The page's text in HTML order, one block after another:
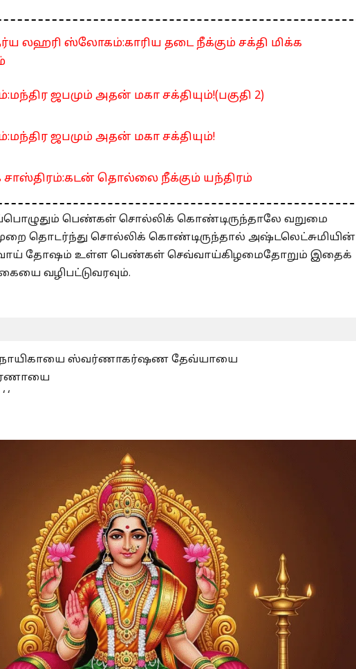
லஹரி ஸ்லோகம்:காரிய தடை நீக்கும் சக்தி மிக்க
ஜபமும் அதன் மகா சக்தியும்!(பகுதி 2)
ஜபமும் அதன் மகா சக்தியும்!
சாஸ்திரம்:கடன் தொல்லை நீக்கும் யந்திரம்
பெண்கள் சொல்லிக் கொண்டிருந்தாலே வறுமை
தொடர்ந்து சொல்லிக் கொண்டிருந்தால் அஷ்டலெட்சுமியின்
தோஷம் உள்ள பெண்கள் செவ்வாய்கிழமைதோறும் இதைக்
வழிபட்டுவரவும்.
ஸ்வர்ணாகர்ஷண தேவ்யாயை